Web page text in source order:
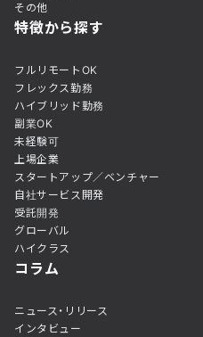
その他
特徴から探す
フルリモートOK
フレックス勤務
ハイブリッド勤務
副業OK
未経験可
上場企業
スタートアップ／ベンチャー
自社サービス開発
受託開発
グローバル
ハイクラス
コラム
ニュース・リリース
インタビュー